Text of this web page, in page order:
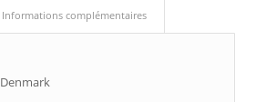
Informations complémentaires